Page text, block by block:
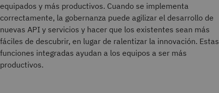
equipados y más productivos. Cuando se implementa
correctamente, la gobernanza puede agilizar el desarrollo de
nuevas API y servicios y hacer que los existentes sean más
fáciles de descubrir, en lugar de ralentizar la innovación. Estas
funciones integradas ayudan a los equipos a ser más
productivos.